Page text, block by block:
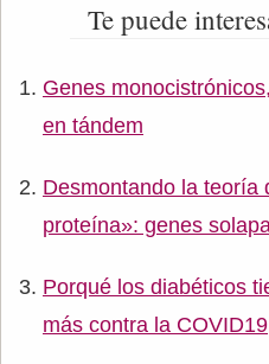
Te puede
Genes
en tándem
Desmontando la teoría
proteína»: genes
Porqué los diabéticos
más contra la COVID19